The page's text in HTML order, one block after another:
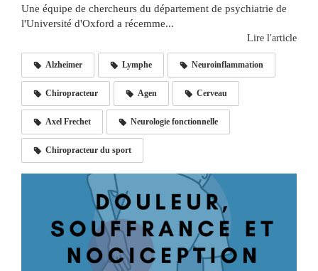
Une équipe de chercheurs du département de psychiatrie de
l'Université d'Oxford a récemme...
Lire l'article
Alzheimer Lymphe Neuroinflammation
Chiropracteur Agen Cerveau
Axel Frechet Neurologie fonctionnelle
Chiropracteur du sport